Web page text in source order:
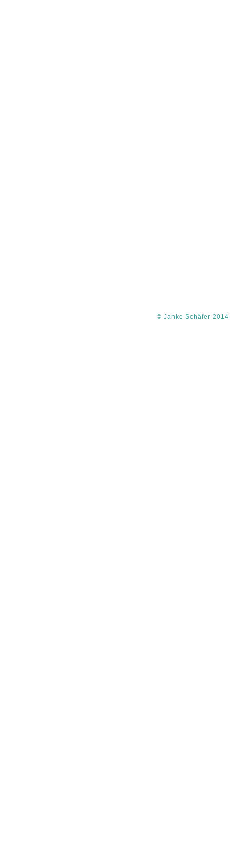
© Janke Schäfer